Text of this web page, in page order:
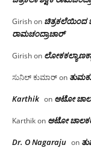
Girishon ಚಿತ್ರಕಲೆಯಿಂದ
ರಾಮಚಂದ್ರಾಚಾರ್
Girishon
ಸುನಿಲ್ ಕುಮಾರ್on
Karthik on ಆಟೋ
Karthikon ಆಟೋ
Dr. O Nagaraju on